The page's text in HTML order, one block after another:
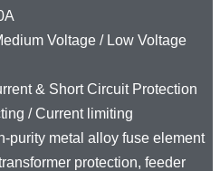
Voltage / Low Voltage
& Short Circuit Protection
/ Current limiting
purity metal alloy fuse element
protection, feeder